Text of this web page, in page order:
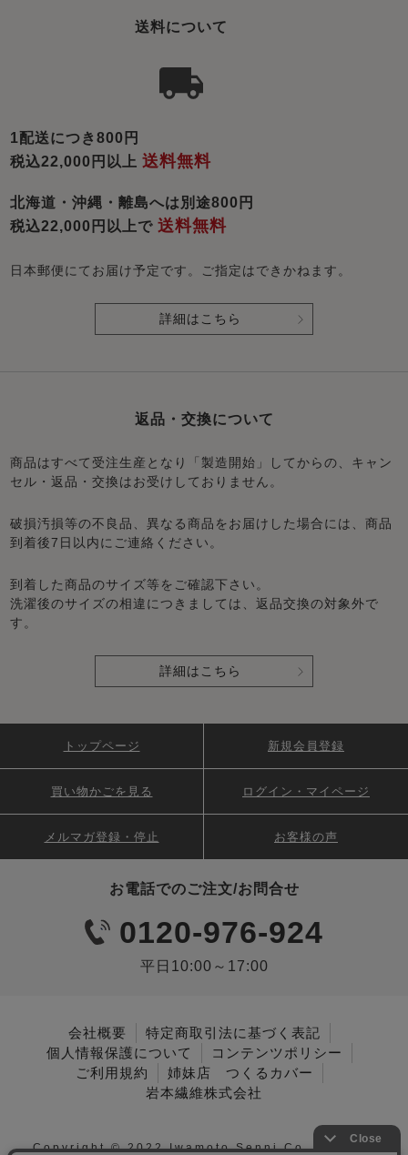
送料について
1配送につき800円
税込22,000円以上送料無料
北海道・沖縄・離島へは別途800円
税込22,000円以上で送料無料
日本郵便にてお届け予定です。ご指定はできかねます。
詳細はこちら
返品・交換について
商品はすべて受注生産となり「製造開始」してからの、キャン
セル・返品・交換はお受けしておりません。
破損汚損等の不良品、異なる商品をお届けした場合には、商品
到着後7日以内にご連絡ください。
到着した商品のサイズ等をご確認下さい。
洗濯後のサイズの相違につきましては、返品交換の対象外で
す。
詳細はこちら
お電話でのご注文/お問合せ
0120-976-924
平日10:00～17:00
トップページ 新規会員登録
買い物かごを見る ログイン・マイページ
メルマガ登録・停止 お客様の声
会社概要
特定商取引法に基づく表記
個人情報保護について
コンテンツポリシー
ご利用規約
姉妹店 つくるカバー
岩本繊維株式会社
Copyright © 2022 Iwamoto Senni Co., Ltd. All